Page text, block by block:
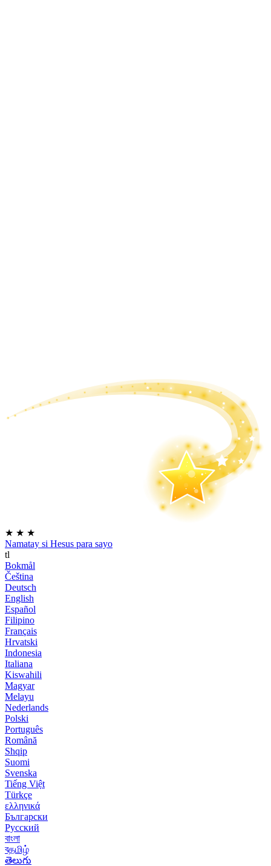
★ ★ ★
Namatay si Hesus para sayo
tl
Bokmål
Čeština
Deutsch
English
Español
Filipino
Français
Hrvatski
Indonesia
Italiana
Kiswahili
Magyar
Melayu
Nederlands
Polski
Português
Română
Shqip
Suomi
Svenska
Tiếng Việt
Türkçe
ελληνικά
Български
Русский
বাংলা
বதமிழ்
తెలుగు